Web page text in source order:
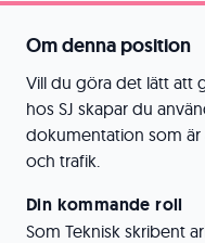
Om denna position
Vill du göra det lätt att
hos SJ skapar du
dokumentation som
och trafik.
Din kommande roll
Som Teknisk skribent